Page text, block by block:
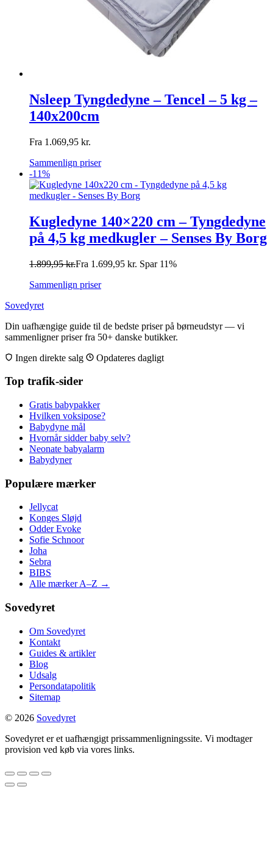
Nsleep Tyngdedyne – Tencel – 5 kg –
140x200cm
Fra 1.069,95 kr.
Sammenlign priser
-11%
Kugledyne 140×220 cm – Tyngdedyne
på 4,5 kg medkugler – Senses By Borg
1.899,95kr.Fra 1.699,95 kr. Spar 11%
Sammenlign priser
Sovedyret
Din uafhængige guide til de bedste priser på børneudstyr — vi
sammenligner priser fra 50+ danske butikker.
Ingen direkte salg
Opdateres dagligt
Top trafik-sider
Gratis babypakker
Hvilken voksipose?
Babydyne mål
Hvornår sidder baby selv?
Neonate babyalarm
Babydyner
Populære mærker
Jellycat
Konges Sløjd
Odder Evoke
Sofie Schnoor
Joha
Sebra
BIBS
Alle mærker A–Z →
Sovedyret
Om Sovedyret
Kontakt
Guides & artikler
Blog
Udsalg
Persondatapolitik
Sitemap
© 2026 Sovedyret
Sovedyret er et uafhængigt prissammenligningssite. Vi modtager
provision ved køb via vores links.